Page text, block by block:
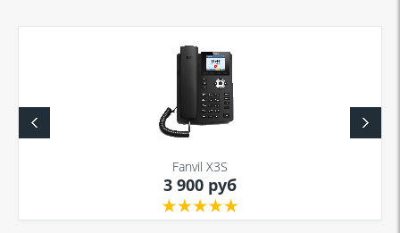
Fanvil X3S
3 900 руб